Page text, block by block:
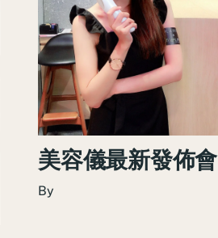
美容儀最新發佈會
By